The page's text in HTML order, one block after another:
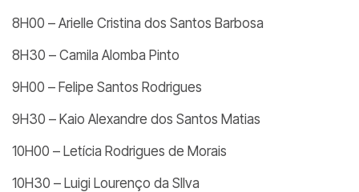
8H00 – Arielle Cristina dos Santos Barbosa
8H30 – Camila Alomba Pinto
9H00 – Felipe Santos Rodrigues
9H30 – Kaio Alexandre dos Santos Matias
10H00 – Letícia Rodrigues de Morais
10H30 – Luigi Lourenço da SIlva